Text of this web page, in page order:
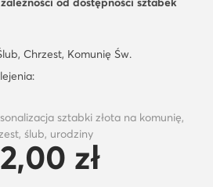
Chrzest, Komunię Św.
sztabki złota na komunię,
ślub, urodziny
zł